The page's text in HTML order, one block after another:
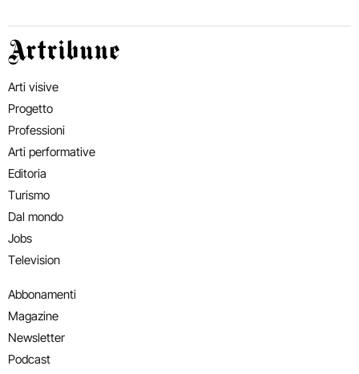
Artribune
Arti visive
Progetto
Professioni
Arti performative
Editoria
Turismo
Dal mondo
Jobs
Television
Abbonamenti
Magazine
Newsletter
Podcast